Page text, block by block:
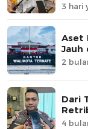
3 hari
Aset
Jauh
2
Dari
4